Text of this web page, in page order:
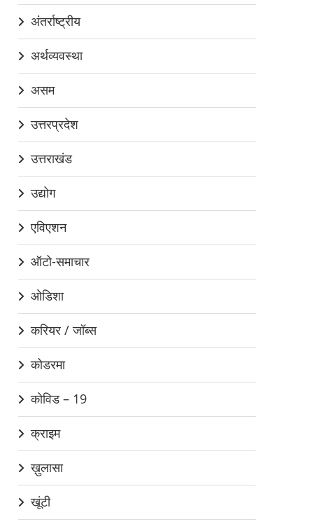
अंतर्राष्ट्रीय
अर्थव्यवस्था
असम
उत्तरप्रदेश
उत्तराखंड
उद्योग
एविएशन
ऑटो-समाचार
ओडिशा
करियर / जॉब्स
कोडरमा
कोविड – 19
क्राइम
ख़ुलासा
खूंटी